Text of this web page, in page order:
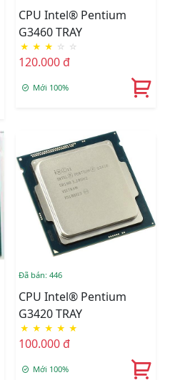
CPU Intel® Pentium
G3460 TRAY
★ ★ ★ ☆ ☆
120.000 đ
Mới 100%
Đã bán: 446
CPU Intel® Pentium
G3420 TRAY
★ ★ ★ ★ ★
100.000 đ
Mới 100%